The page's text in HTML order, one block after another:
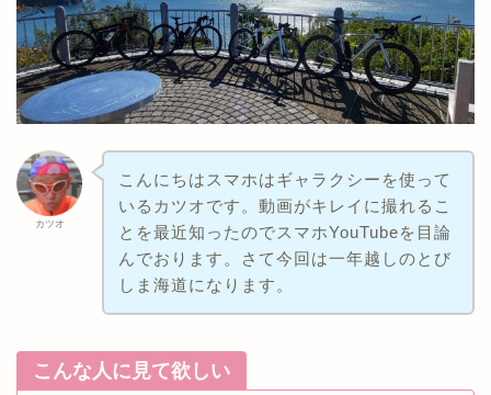
カツオ
こんにちはスマホはギャラクシーを使って
いるカツオです。動画がキレイに撮れるこ
とを最近知ったのでスマホYouTubeを目論
んでおります。さて今回は一年越しのとび
しま海道になります。
こんな人に見て欲しい